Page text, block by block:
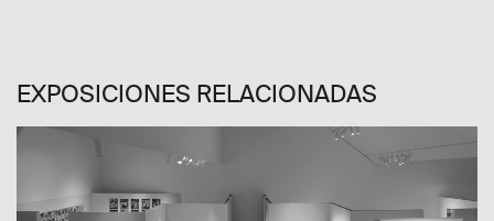
EXPOSICIONES RELACIONADAS